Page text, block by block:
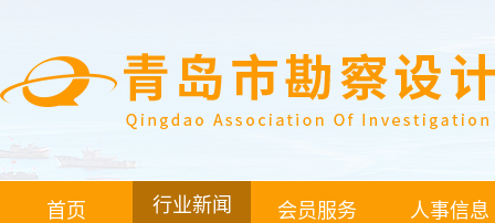
首页 行业新闻 会员服务 人事信息